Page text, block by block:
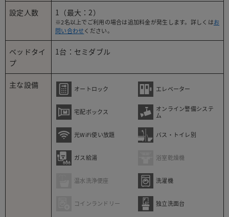
設定人数 1（最大：2）
※2名以上でご利用の場合は追加料金が発生します。詳しくはお
問い合わせください。
ベッドタイ
プ
1台：セミダブル
主な設備 オートロック エレベーター
宅配ボックス オンライン警備システ
ム
光WiFi使い放題 バス・トイレ別
ガス給湯 浴室乾燥機
温水洗浄便座 洗濯機
コインランドリー 独立洗面台